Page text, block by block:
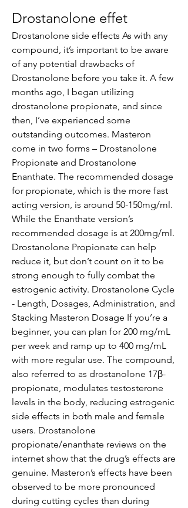
Drostanolone effet
Drostanolone side effects As with any
compound, it’s important to be aware
of any potential drawbacks of
Drostanolone before you take it. A few
months ago, I began utilizing
drostanolone propionate, and since
then, I’ve experienced some
outstanding outcomes. Masteron
come in two forms – Drostanolone
Propionate and Drostanolone
Enanthate. The recommended dosage
for propionate, which is the more fast
acting version, is around 50-150mg/ml.
While the Enanthate version’s
recommended dosage is at 200mg/ml.
Drostanolone Propionate can help
reduce it, but don’t count on it to be
strong enough to fully combat the
estrogenic activity. Drostanolone Cycle
- Length, Dosages, Administration, and
Stacking Masteron Dosage If you’re a
beginner, you can plan for 200 mg/mL
per week and ramp up to 400 mg/mL
with more regular use. The compound,
also referred to as drostanolone 17β-
propionate, modulates testosterone
levels in the body, reducing estrogenic
side effects in both male and female
users. Drostanolone
propionate/enanthate reviews on the
internet show that the drug’s effects are
genuine. Masteron’s effects have been
observed to be more pronounced
during cutting cycles than during